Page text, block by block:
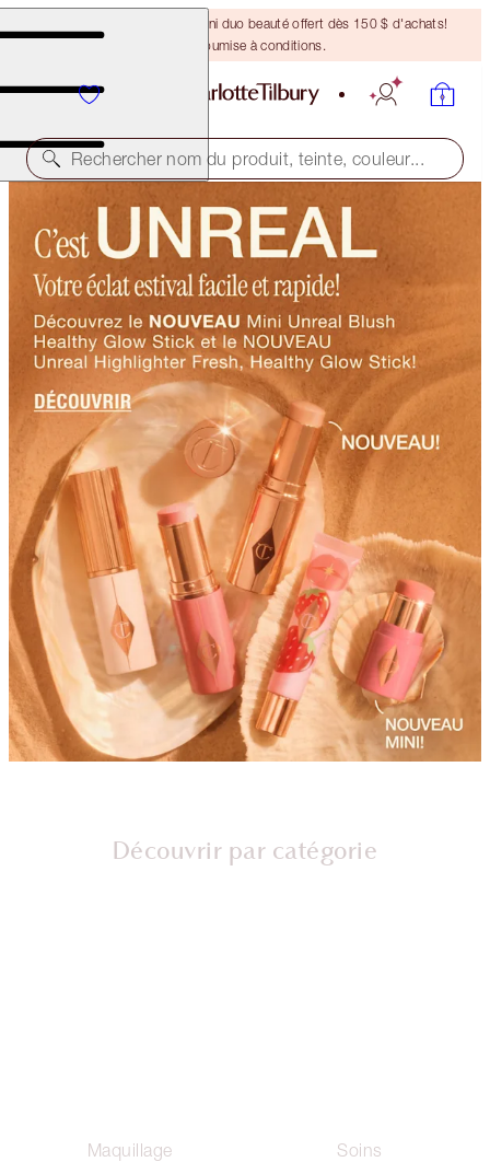
DERNIÈRE CHANCE ! Un mini duo beauté offert dès 150 $ d'achats!
Offre soumise à conditions.
Rechercher nom du produit, teinte, couleur...
Découvrir par catégorie
Maquillage Soins